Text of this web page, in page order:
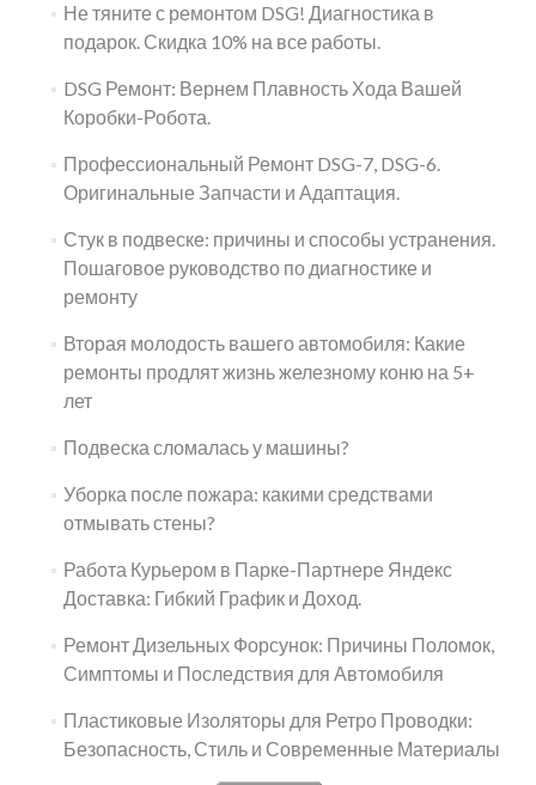
Не тяните с ремонтом DSG! Диагностика в
подарок. Скидка 10% на все работы.
DSG Ремонт: Вернем Плавность Хода Вашей
Коробки-Робота.
Профессиональный Ремонт DSG-7, DSG-6.
Оригинальные Запчасти и Адаптация.
Стук в подвеске: причины и способы устранения.
Пошаговое руководство по диагностике и
ремонту
Вторая молодость вашего автомобиля: Какие
ремонты продлят жизнь железному коню на 5+
лет
Подвеска сломалась у машины?
Уборка после пожара: какими средствами
отмывать стены?
Работа Курьером в Парке-Партнере Яндекс
Доставка: Гибкий График и Доход.
Ремонт Дизельных Форсунок: Причины Поломок,
Симптомы и Последствия для Автомобиля
Пластиковые Изоляторы для Ретро Проводки:
Безопасность, Стиль и Современные Материалы